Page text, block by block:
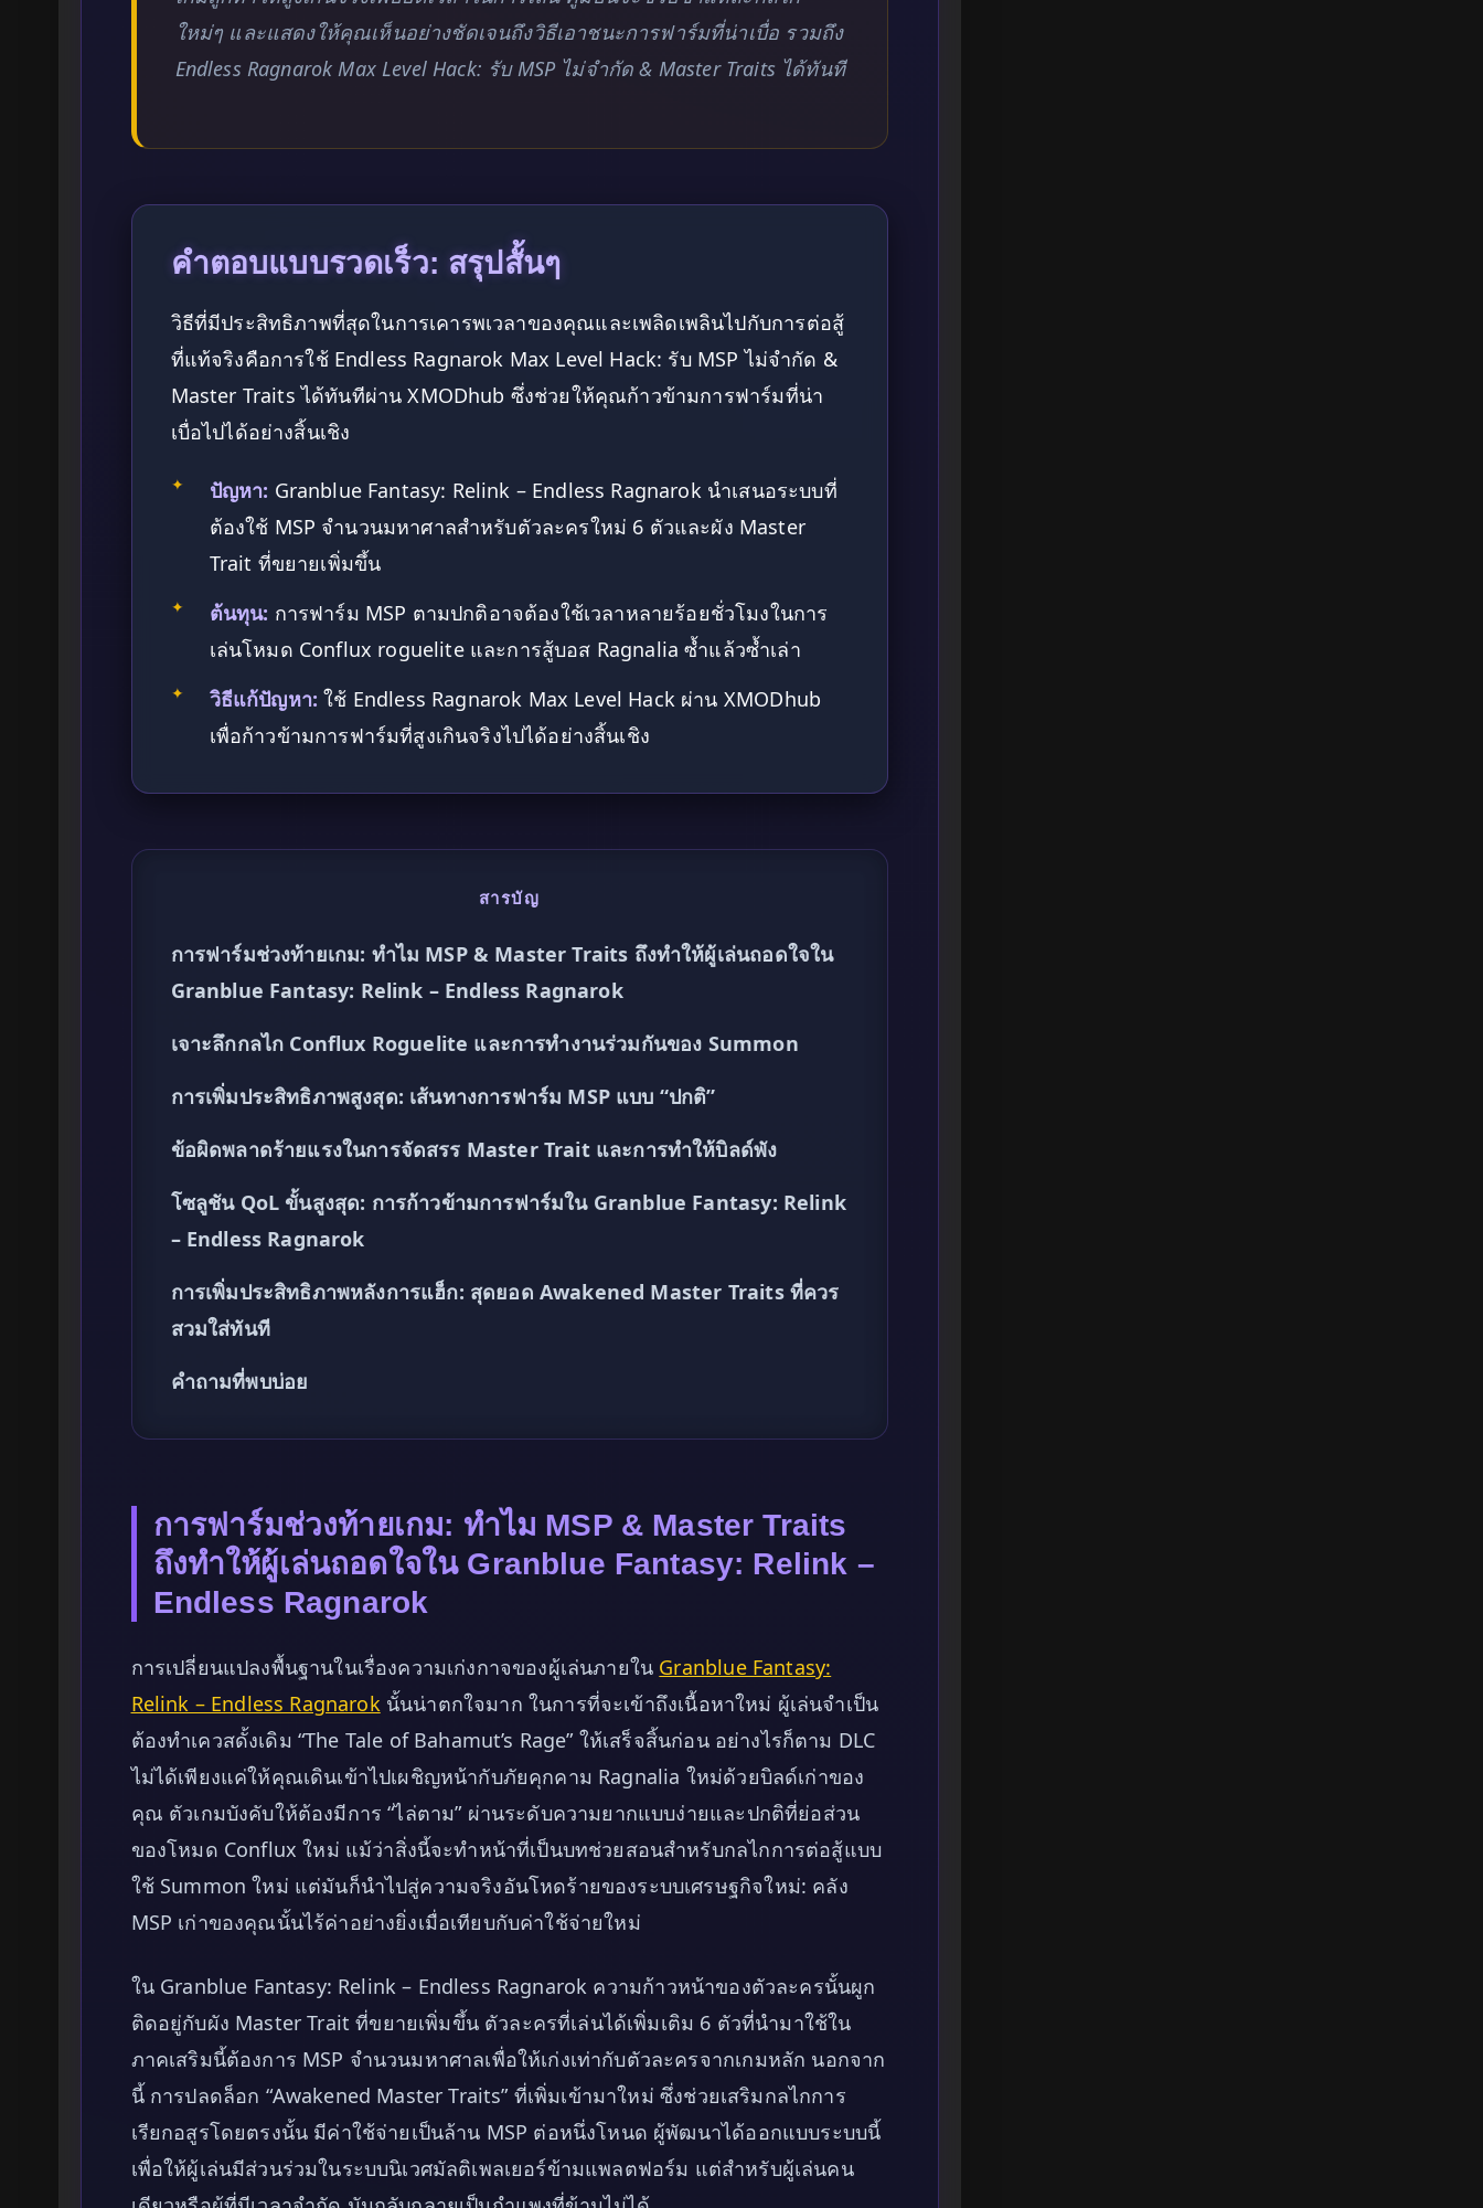
ใหม่ๆ และแสดงให้คุณเห็นอย่างชัดเจนถึงวิธีเอาชนะการฟาร์มที่น่าเบื่อ รวมถึง
Endless Ragnarok Max Level Hack: รับ MSP ไม่จำกัด & Master Traits ได้ทันที
คำตอบแบบรวดเร็ว: สรุปสั้นๆ
วิธีที่มีประสิทธิภาพที่สุดในการเคารพเวลาของคุณและเพลิดเพลินไปกับการต่อสู้
ที่แท้จริงคือการใช้ Endless Ragnarok Max Level Hack: รับ MSP ไม่จำกัด &
Master Traits ได้ทันทีผ่าน XMODhub ซึ่งช่วยให้คุณก้าวข้ามการฟาร์มที่น่า
เบื่อไปได้อย่างสิ้นเชิง
✦ ปัญหา: Granblue Fantasy: Relink – Endless Ragnarok นำเสนอระบบที่
ต้องใช้ MSP จำนวนมหาศาลสำหรับตัวละครใหม่ 6 ตัวและผัง Master
Trait ที่ขยายเพิ่มขึ้น
✦ ต้นทุน: การฟาร์ม MSP ตามปกติอาจต้องใช้เวลาหลายร้อยชั่วโมงในการ
เล่นโหมด Conflux roguelite และการสู้บอส Ragnalia ซ้ำแล้วซ้ำเล่า
✦ วิธีแก้ปัญหา: ใช้ Endless Ragnarok Max Level Hack ผ่าน XMODhub
เพื่อก้าวข้ามการฟาร์มที่สูงเกินจริงไปได้อย่างสิ้นเชิง
สารบัญ
การฟาร์มช่วงท้ายเกม: ทำไม MSP & Master Traits ถึงทำให้ผู้เล่นถอดใจใน
Granblue Fantasy: Relink – Endless Ragnarok
เจาะลึกกลไก Conflux Roguelite และการทำงานร่วมกันของ Summon
การเพิ่มประสิทธิภาพสูงสุด: เส้นทางการฟาร์ม MSP แบบ “ปกติ”
ข้อผิดพลาดร้ายแรงในการจัดสรร Master Trait และการทำให้บิลด์พัง
โซลูชัน QoL ขั้นสูงสุด: การก้าวข้ามการฟาร์มใน Granblue Fantasy: Relink
– Endless Ragnarok
การเพิ่มประสิทธิภาพหลังการแฮ็ก: สุดยอด Awakened Master Traits ที่ควร
สวมใส่ทันที
คำถามที่พบบ่อย
การฟาร์มช่วงท้ายเกม: ทำไม MSP & Master Traits
ถึงทำให้ผู้เล่นถอดใจใน Granblue Fantasy: Relink –
Endless Ragnarok
การเปลี่ยนแปลงพื้นฐานในเรื่องความเก่งกาจของผู้เล่นภายใน Granblue Fantasy:
Relink – Endless Ragnarok นั้นน่าตกใจมาก ในการที่จะเข้าถึงเนื้อหาใหม่ ผู้เล่นจำเป็น
ต้องทำเควสดั้งเดิม “The Tale of Bahamut’s Rage” ให้เสร็จสิ้นก่อน อย่างไรก็ตาม DLC
ไม่ได้เพียงแค่ให้คุณเดินเข้าไปเผชิญหน้ากับภัยคุกคาม Ragnalia ใหม่ด้วยบิลด์เก่าของ
คุณ ตัวเกมบังคับให้ต้องมีการ “ไล่ตาม” ผ่านระดับความยากแบบง่ายและปกติที่ย่อส่วน
ของโหมด Conflux ใหม่ แม้ว่าสิ่งนี้จะทำหน้าที่เป็นบทช่วยสอนสำหรับกลไกการต่อสู้แบบ
ใช้ Summon ใหม่ แต่มันก็นำไปสู่ความจริงอันโหดร้ายของระบบเศรษฐกิจใหม่: คลัง
MSP เก่าของคุณนั้นไร้ค่าอย่างยิ่งเมื่อเทียบกับค่าใช้จ่ายใหม่
ใน Granblue Fantasy: Relink – Endless Ragnarok ความก้าวหน้าของตัวละครนั้นผูก
ติดอยู่กับผัง Master Trait ที่ขยายเพิ่มขึ้น ตัวละครที่เล่นได้เพิ่มเติม 6 ตัวที่นำมาใช้ใน
ภาคเสริมนี้ต้องการ MSP จำนวนมหาศาลเพื่อให้เก่งเท่ากับตัวละครจากเกมหลัก นอกจาก
นี้ การปลดล็อก “Awakened Master Traits” ที่เพิ่มเข้ามาใหม่ ซึ่งช่วยเสริมกลไกการ
เรียกอสูรโดยตรงนั้น มีค่าใช้จ่ายเป็นล้าน MSP ต่อหนึ่งโหนด ผู้พัฒนาได้ออกแบบระบบนี้
เพื่อให้ผู้เล่นมีส่วนร่วมในระบบนิเวศมัลติเพลเยอร์ข้ามแพลตฟอร์ม แต่สำหรับผู้เล่นคน